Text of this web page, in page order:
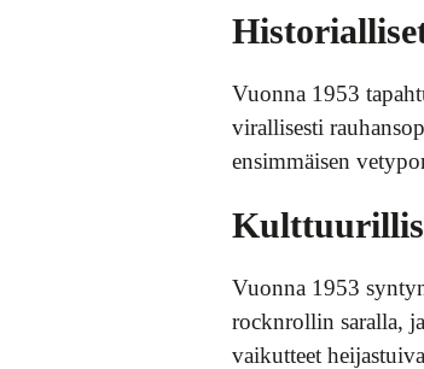
Vuonna 1953
virallisesti
ensimmäisen
Vuonna 1953
rocknrollin saralla,
vaikutteet